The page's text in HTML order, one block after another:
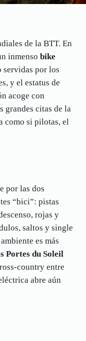
de la BTT. En
inmenso bike
servidas por los
y el estatus de
acoge con
grandes citas de la
como si pilotas, el
por las dos
“bici”: pistas
rojas y
saltos y single
es más
Portes du Soleil
country entre
abre aún